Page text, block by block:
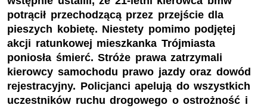
potrącił przechodzącą przez przejście dla
pieszych kobietę. Niestety pomimo podjętej
akcji ratunkowej mieszkanka Trójmiasta
poniosła śmierć. Stróże prawa zatrzymali
kierowcy samochodu prawo jazdy oraz dowód
rejestracyjny. Policjanci apelują do wszystkich
uczestników ruchu drogowego o ostrożność i